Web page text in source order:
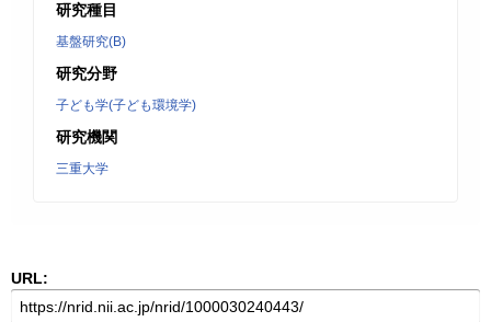
研究種目
基盤研究(B)
研究分野
子ども学(子ども環境学)
研究機関
三重大学
URL: